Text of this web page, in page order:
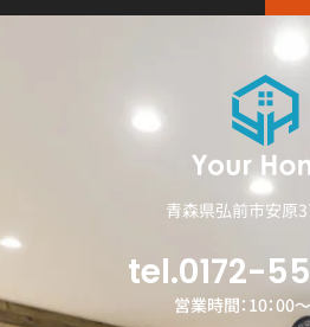
青森県弘前市安原
tel.0172-
営業時間：10：00